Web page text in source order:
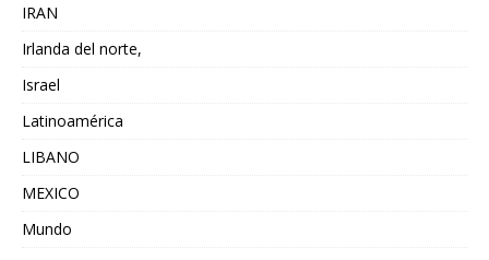
IRAN
Irlanda del norte,
Israel
Latinoamérica
LIBANO
MEXICO
Mundo